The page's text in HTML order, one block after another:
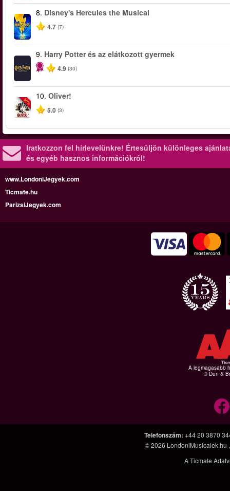
8. Disney's Hercules the Musical
4.7 (7)
9. Harry Potter és az elátkozott gyermek
4.9 (30)
-50%
10. Oliver!
5.0 (3)
Iratkozzon fel hírlevelünkre! Értesüljön különleges
és egyéb hasznos információkról!
www.LondoniJegyek.com
Ticmate.hu
ParizsiJegyek.com
A legmagasabb
© Dun &
Telefonszám: +44 20 3870
© 2026 LondoniMusicalek.hu
A Ticmate